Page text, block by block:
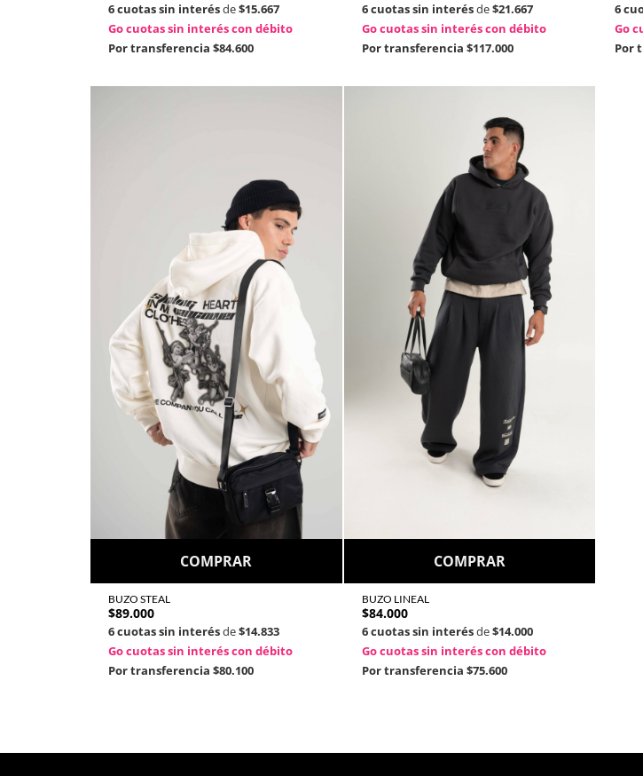
6 cuotas sin interésde$15.667
Go cuotas sin interés con débito
Por transferencia $84.600
6 cuotas sin interésde$21.667
Go cuotas sin interés con débito
Por transferencia $117.000
6
Go
Por
COMPRAR
BUZO STEAL
$89.000
6 cuotas sin interésde$14.833
Go cuotas sin interés con débito
Por transferencia $80.100
COMPRAR
BUZO LINEAL
$84.000
6 cuotas sin interésde$14.000
Go cuotas sin interés con débito
Por transferencia $75.600